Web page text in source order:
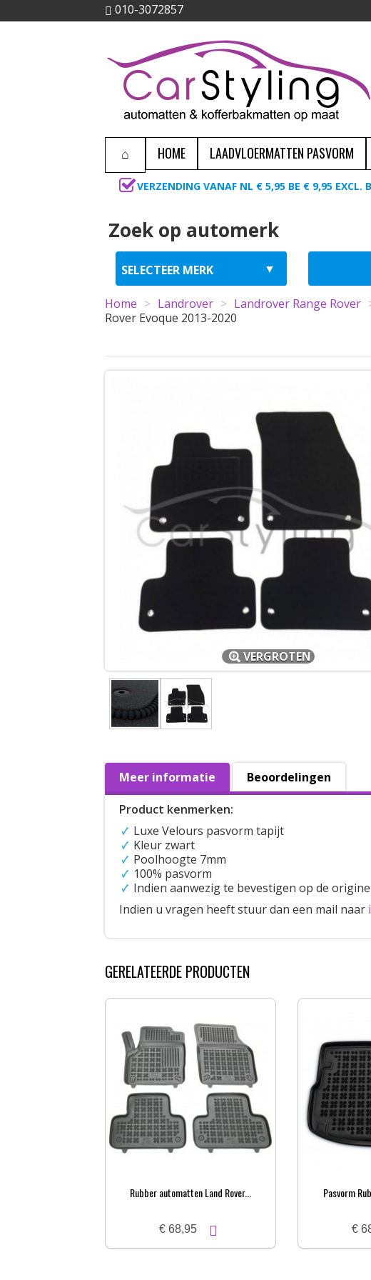
010-3072857
HOME LAADVLOERMATTEN PASVORM
VERZENDING VANAF NL € 5,95 BE € 9,95 EXCL.
Zoek op automerk
Home > Landrover > Landrover Range Rover
Rover Evoque 2013-2020
VERGROTEN
Meer informatie Beoordelingen
Product kenmerken:
Luxe Velours pasvorm tapijt
Kleur zwart
Poolhoogte 7mm
100% pasvorm
Indien aanwezig te bevestigen op de
Indien u vragen heeft stuur dan een mail naar
GERELATEERDE PRODUCTEN
Rubber automatten Land Rover...
€ 68,95
Pasvorm
€